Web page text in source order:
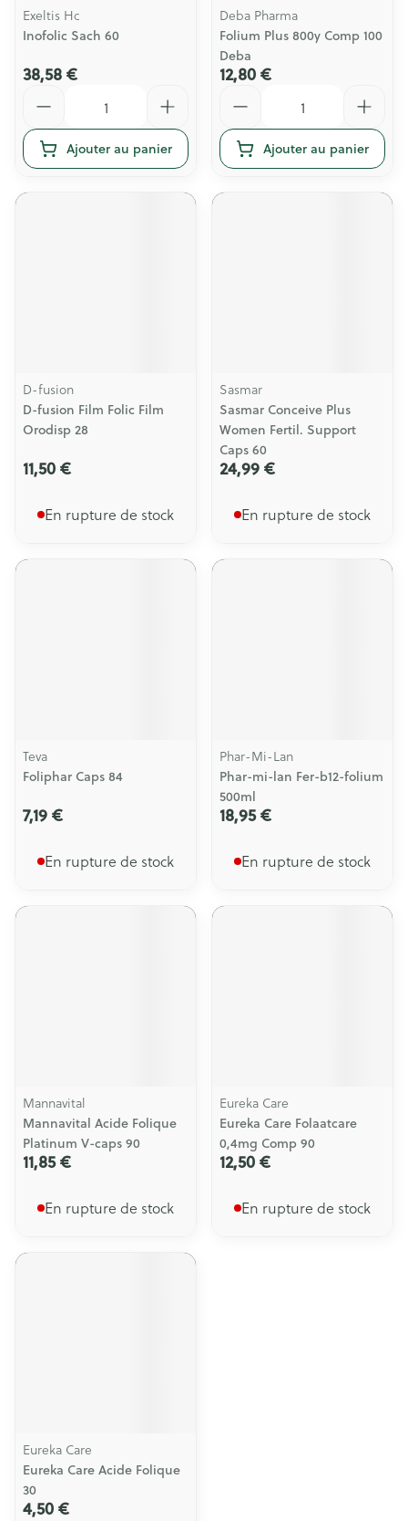
Exeltis Hc
Inofolic Sach 60
38,58 €
Ajouter au panier
Deba Pharma
Folium Plus 800y Comp 100
Deba
12,80 €
Ajouter au panier
D-fusion
D-fusion Film Folic Film
Orodisp 28
11,50 €
En rupture de stock
Sasmar
Sasmar Conceive Plus
Women Fertil. Support
Caps 60
24,99 €
En rupture de stock
Teva
Foliphar Caps 84
7,19 €
En rupture de stock
Phar-Mi-Lan
Phar-mi-lan Fer-b12-folium
500ml
18,95 €
En rupture de stock
Mannavital
Mannavital Acide Folique
Platinum V-caps 90
11,85 €
En rupture de stock
Eureka Care
Eureka Care Folaatcare
0,4mg Comp 90
12,50 €
En rupture de stock
Eureka Care
Eureka Care Acide Folique
30
4,50 €